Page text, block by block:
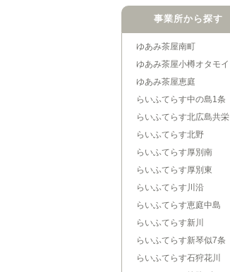
事業所から探す
ゆあみ茶屋南町
ゆあみ茶屋小樽オタモイ
ゆあみ茶屋恵庭
らいふてらす中の島1条
らいふてらす北広島共栄
らいふてらす北野
らいふてらす厚別南
らいふてらす厚別東
らいふてらす川沿
らいふてらす恵庭中島
らいふてらす新川
らいふてらす新琴似7条
らいふてらす石狩花川